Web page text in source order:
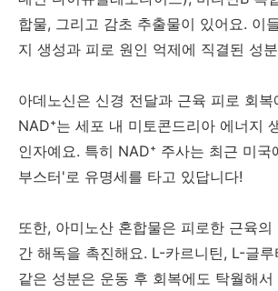
합물, 그리고 감초 추출물이 있어요. 이
지 생성과 피로 원인 억제에 직결된 성
아데노신은 신경 전달과 근육 피로 회복
NAD⁺는 세포 내 미토콘드리아 에너지
인자예요. 특히 NAD⁺ 주사는 최근 미국
부스터'로 유명세를 타고 있답니다!
또한, 아미노산 혼합물은 피로한 근육의
간 해독을 촉진해요. L-카르니틴, L-글
같은 성분은 운동 후 회복에도 탁월해서